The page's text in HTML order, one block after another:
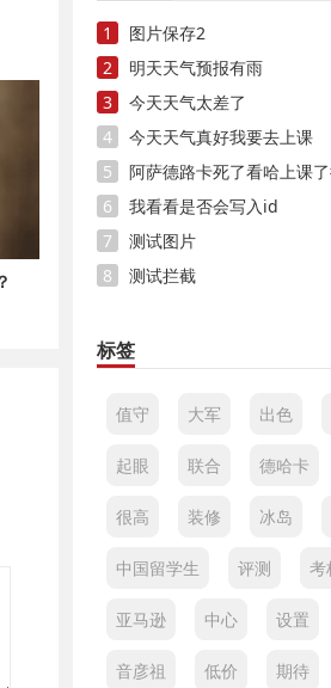
1
图片保存2
2
明天天气预报有雨
3
今天天气太差了
4
今天天气真好我要去上课
5
阿萨德路卡死了看哈上课
6
我看看是否会写入id
7
测试图片
8
测试拦截
标签
值守 大军 出色
起眼 联合 德哈卡
很高 装修 冰岛
中国留学生 评测 考
亚马逊 中心 设置
音彦祖 低价 期待